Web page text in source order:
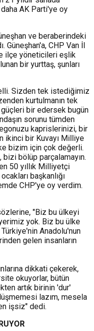
daha AK Parti'ye oy
ve beraberindeki
Güneşhan'a, CHP Van İl
ilçe yöneticileri eşlik
bir yurttaş, şunları
Sizden tek istediğimiz
kurtulmanın tek
bir edersek bugün
sorunu tümden
kaprislerinizi, bir
ikinci bir Kuvayı Milliye
bizim için çok değerli.
bölüp parçalamayın.
50 yıllık Milliyetçi
başkanlığı
CHP'ye oy verdim.
"Biz bu ülkeyi
yok. Biz bu ülke
Anadolu'nun
gelen insanların
dikkati çekerek,
okuyorlar, bütün
artık birinin 'dur'
lazım, mesela
işsiz" dedi.